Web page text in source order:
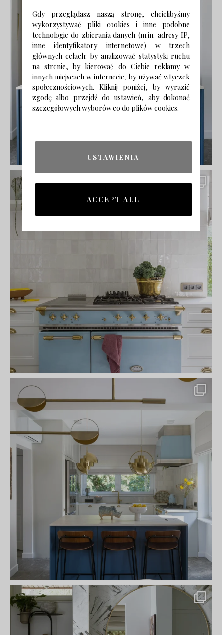
Gdy przeglądasz naszą stronę, chcielibyśmy
wykorzystywać pliki cookies i inne podobne
technologie do zbierania danych (m.in. adresy IP,
inne identyfikatory internetowe) w trzech
głównych celach: by analizować statystyki ruchu
na stronie, by kierować do Ciebie reklamy w
innych miejscach w internecie, by używać wtyczek
społecznościowych. Kliknij poniżej, by wyrazić
zgodę albo przejdź do ustawień, aby dokonać
szczegółowych wyborów co do plików cookies.
USTAWIENIA
ACCEPT ALL